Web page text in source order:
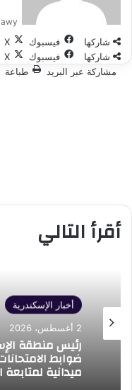
شاركها فيسبوك ‫X
شاركها
فيسبوك ‫X
مشاركة عبر البريد
طباعة
أقرأ التالي
أخبار الإسكندرية
2 أغسطس، 2026
رئيس منطقة
ضوابط
ميدانية لمتابعة